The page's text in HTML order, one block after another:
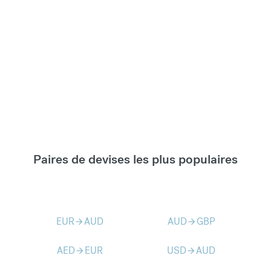
Paires de devises les plus populaires
EURarrow_forwardAUD AUDarrow_forward GBP
AEDarrow_forward EUR USDarrow_forwardAUD